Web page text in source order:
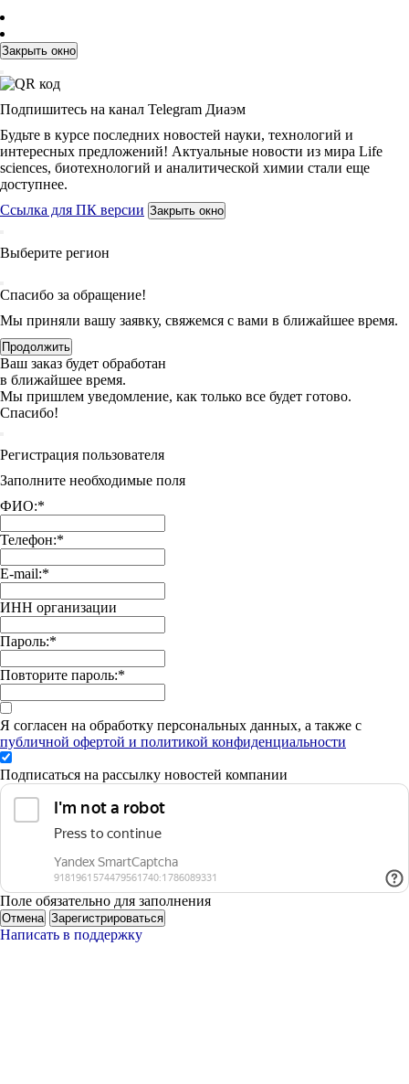
Закрыть окно
Подпишитесь на канал Telegram Диаэм
Будьте в курсе последних новостей науки, технологий и
интересных предложений! Актуальные новости из мира Life
sciences, биотехнологий и аналитической химии стали еще
доступнее.
Ссылка для ПК версии Закрыть окно
Выберите регион
Спасибо за обращение!
Мы приняли вашу заявку, свяжемся с вами в ближайшее время.
Продолжить
Ваш заказ будет обработан
в ближайшее время.
Мы пришлем уведомление, как только все будет готово.
Спасибо!
Регистрация пользователя
Заполните необходимые поля
ФИО:*
Телефон:*
E-mail:*
ИНН организации
Пароль:*
Повторите пароль:*
Я согласен на обработку персональных данных, а также с
публичной офертой и политикой конфиденциальности
Подписаться на рассылку новостей компании
Поле обязательно для заполнения
Отмена Зарегистрироваться
Написать в поддержку